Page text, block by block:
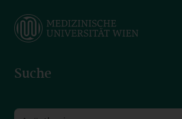
main
Suche